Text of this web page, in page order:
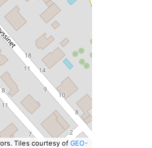
Tiles courtesy of GEO-